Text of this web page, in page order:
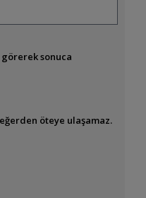
sonuca
öteye ulaşamaz.